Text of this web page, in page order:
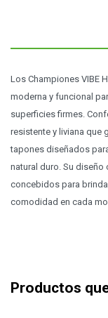
Los Championes VIBE
moderna y funcional
superficies firmes.
resistente y liviana que
tapones diseñados
natural duro. Su diseño
concebidos para
comodidad en cada
Productos